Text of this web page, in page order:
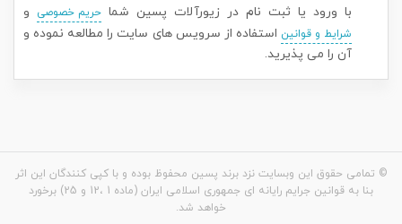
با ورود یا ثبت نام در زیورآلات پسین شما حریم خصوصی و
شرایط و قوانین استفاده از سرویس های سایت را مطالعه نموده و
آن را می پذیرید.
© تمامی حقوق این وبسایت نزد برند پسین محفوظ بوده و با کپی کنندگان این اثر
بنا به قوانین جرایم رایانه ای جمهوری اسلامی ایران (ماده 1 ،12 و 25) برخورد
خواهد شد.